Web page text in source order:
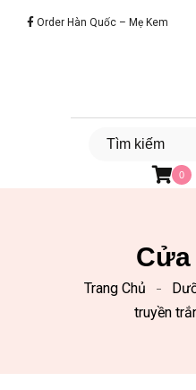
Order Hàn Quốc – Mẹ Kem
0
Cửa
Trang Chủ
truyền